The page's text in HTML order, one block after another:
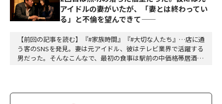
アイドルの妻がいたが、「妻とは終わってい
る」と不倫を望んできて——
【前回の記事を読む】『#家族時間』『#大切な人たち』…店に通
う客のSNSを発見。妻は元アイドル、彼はテレビ業界で活躍する
男だった。そんなこんなで、最初の食事は駅前の中価格帯居酒屋
い。怖いのは無計算な人間だ。衝動で動く馬鹿と、…